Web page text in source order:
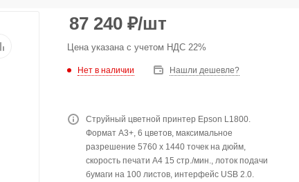
87 240 ₽/шт
Цена указана с учетом НДС 22%
Нет в наличии Нашли дешевле?
Струйный цветной принтер Epson L1800.
Формат А3+, 6 цветов, максимальное
разрешение 5760 x 1440 точек на дюйм,
скорость печати А4 15 стр./мин., лоток подачи
бумаги на 100 листов, интерфейс USB 2.0.